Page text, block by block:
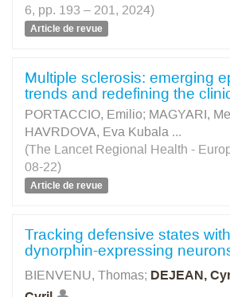
6, pp. 193 – 201, 2024)
Article de revue
Multiple sclerosis: emerging
trends and redefining the
PORTACCIO, Emilio; MAGYARI,
HAVRDOVA, Eva Kubala ...
(The Lancet Regional Health -
08-22)
Article de revue
Tracking defensive states
dynorphin-expressing
BIENVENU, Thomas; DEJEAN,